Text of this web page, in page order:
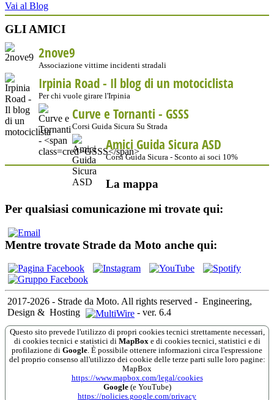
Vai al Blog
GLI AMICI
2nove9
Associazione vittime incidenti stradali
Irpinia Road - Il blog di un motociclista
Per chi vuole girare l'Irpinia
Curve e Tornanti - GSSS
Corsi Guida Sicura Su Strada
Amici Guida Sicura ASD
Corsi Guida Sicura - Sconto ai soci 10%
La mappa
Per qualsiasi comunicazione mi trovate qui:
Mentre trovate Strade da Moto anche qui:
2017-2026 - Strade da Moto. All rights reserved - Engineering,
Design & Hosting - ver. 6.4
Questo sito prevede l'utilizzo di propri cookies tecnici strettamente necessari,
di cookies tecnici e statistici di MapBox e di cookies tecnici, statistici e di
profilazione di Google . È possibile ottenere informazioni circa l'espressione
del proprio consenso all'utilizzo dei cookie delle terze parti sulle loro pagine:
MapBox
https://www.mapbox.com/legal/cookies
Google(e YouTube)
https://policies.google.com/privacy